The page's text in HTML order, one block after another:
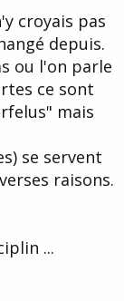
croyais pas
depuis.
ou l'on parle
ce sont
mais
se servent
raisons.
...